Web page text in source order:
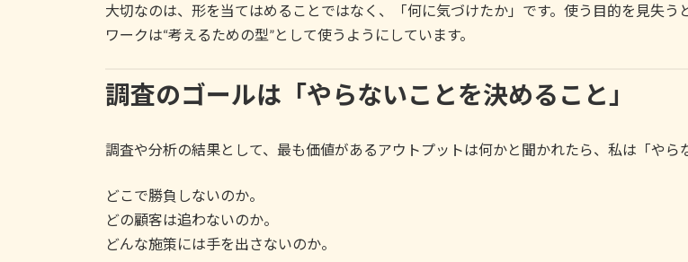
大切なのは、形を当てはめることではなく、「何に気づけたか」です。使う目的を見失
ワークは“考えるための型”として使うようにしています。
調査のゴールは「やらないことを決めること」
調査や分析の結果として、最も価値があるアウトプットは何かと聞かれたら、私は「やら
どこで勝負しないのか。
どの顧客は追わないのか。
どんな施策には手を出さないのか。